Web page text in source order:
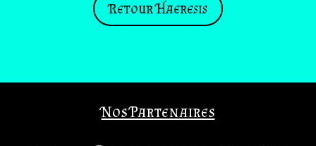
Retour Haeresis
Nos Partenaires